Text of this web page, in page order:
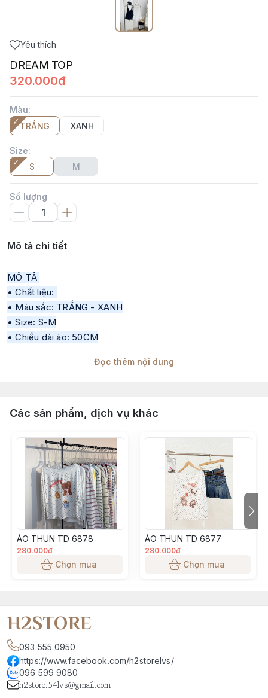
Yêu thích
DREAM TOP
320.000đ
Màu:
TRẮNG
XANH
Size:
S
M
Số lượng
Mô tả chi tiết
MÔ TẢ
• Chất liệu:
• Màu sắc: TRẮNG - XANH
• Size: S-M
• Chiều dài áo: 50CM
• Thông số sản phẩm trong quá trình sản xuất qua từng đợt
phẩm, khách hàng có thể tham khảo thêm số đo thực tế để
chọn size phù hợp
• Màu sắc, độ dày mỏng của từng đợt vải sẽ có độ chênh
lệch, theo đúng thông số từ nhà máy sản xuất
• Tất cả các sản phẩm đăng bán đều là ảnh thật do H2
Team sản xuất, màu sắc sản phẩm đảm bảo giống 99% so
với thực tế. Tuy nhiên, có thể sẽ chênh lệch màu tuỳ thuộc
vào ánh sáng, góc chụp, độ sáng màn hình điện thoại khách
hàng sử dụng
Đọc thêm nội dung
Các sản phẩm, dịch vụ khác
ÁO THUN TD 6878
280.000đ
Chọn mua
ÁO THUN TD 6877
280.000đ
Chọn mua
H2STORE
093 555 0950
https://www.facebook.com/h2storelvs/
096 599 9080
h2store.54lvs@gmail.com